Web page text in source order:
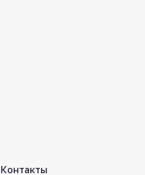
Контакты